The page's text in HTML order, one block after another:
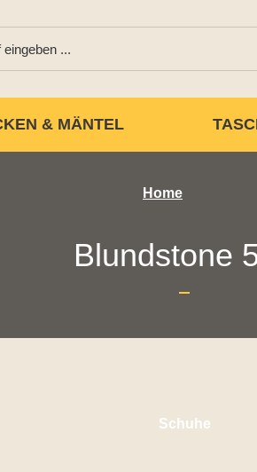
& MÄNTEL
Home
Blundstone
Schuhe